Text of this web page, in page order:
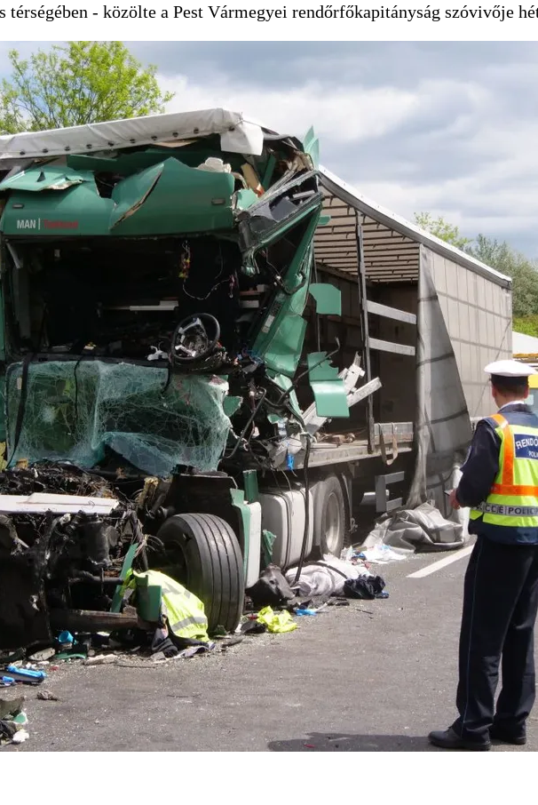
térségében - közölte a Pest Vármegyei rendőrfőkapitányság szóvivője